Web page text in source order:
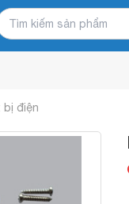
bị điện